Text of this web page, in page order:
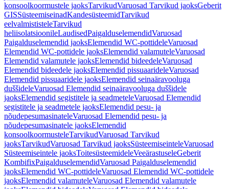
konsoolkoormustele jaoksTarvikudVaruosad Tarvikud jaoksGeberit
GISSüsteemiseinadKandesüsteemidTarvikud
eelvalmististeleTarvikud
heliisolatsioonileLaudisedPaigalduselemendidVaruosad
Paigalduselemendid jaoksElemendid WC-pottideleVaruosad
Elemendid WC-pottidele jaoksElemendid valamuteleVaruosad
Elemendid valamutele jaoksElemendid bideedeleVaruosad
Elemendid bideedele jaoksElemendid pissuaarideleVaruosad
Elemendid pissuaaridele jaoksElemendid seinaäravooluga
duššideleVaruosad Elemendid seinaäravooluga duššidele
jaoksElemendid segistitele ja seadmeteleVaruosad Elemendid
segistitele ja seadmetele jaoksElemendid pesu- ja
nõudepesumasinateleVaruosad Elemendid pesu- ja
nõudepesumasinatele jaoksElemendid
konsoolkoormusteleTarvikudVaruosad Tarvikud
jaoksTarvikudVaruosad Tarvikud jaoksSüsteemiseinteleVaruosad
Süsteemiseintele jaoksToitesüsteemideleVeeärastuseleGeberit
KombifixPaigalduselemendidVaruosad Paigalduselemendid
jaoksElemendid WC-pottideleVaruosad Elemendid WC-pottidele
jaoksElemendid valamuteleVaruosad Elemendid valamutele